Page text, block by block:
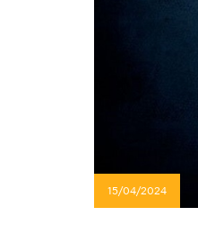
15/04/2024